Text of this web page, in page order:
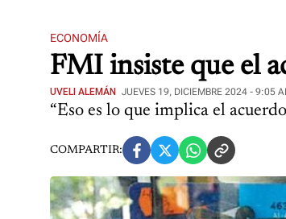
ECONOMÍA
FMI insiste que el
UVELI ALEMÁN JUEVES 19, DICIEMBRE 2024 - 9:05
“Eso es lo que implica el
COMPARTIR: